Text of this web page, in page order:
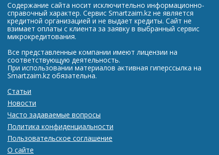
Содержание сайта носит исключительно информационно-
справочный характер. Сервис Smartzaim.kz не является
кредитной организацией и не выдает кредиты. Сайт не
взимает оплаты с клиента за заявку в выбранный сервис
микрокредитования.
Все представленные компании имеют лицензии на
соответствующую деятельность.
При использовании материалов активная гиперссылка на
Smartzaim.kz обязательна.
Статьи
Новости
Часто задаваемые вопросы
Политика конфиденциальности
Пользовательское соглашение
О сайте